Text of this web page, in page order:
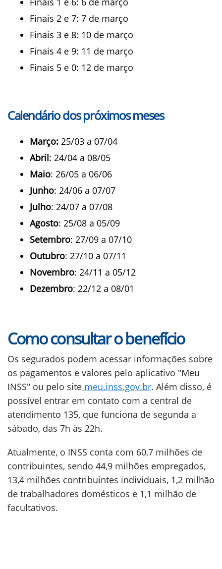
Finais 2 e 7: 7 de março
Finais 3 e 8: 10 de março
Finais 4 e 9: 11 de março
Finais 5 e 0: 12 de março
Calendário dos próximos meses
Março: 25/03 a 07/04
Abril: 24/04 a 08/05
Maio: 26/05 a 06/06
Junho: 24/06 a 07/07
Julho: 24/07 a 07/08
Agosto: 25/08 a 05/09
Setembro: 27/09 a 07/10
Outubro: 27/10 a 07/11
Novembro: 24/11 a 05/12
Dezembro: 22/12 a 08/01
Como consultar o benefício
Os segurados podem acessar informações sobre
os pagamentos e valores pelo aplicativo "Meu
INSS" ou pelo site meu.inss.gov.br. Além disso, é
possível entrar em contato com a central de
atendimento 135, que funciona de segunda a
sábado, das 7h às 22h.
Atualmente, o INSS conta com 60,7 milhões de
contribuintes, sendo 44,9 milhões empregados,
13,4 milhões contribuintes individuais, 1,2 milhão
de trabalhadores domésticos e 1,1 milhão de
facultativos.